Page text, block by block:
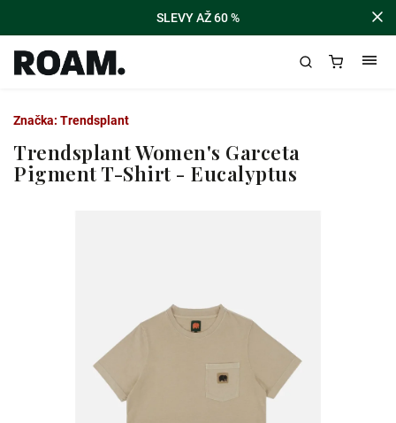
SLEVY AŽ 60 %
Trendsplant Women's Garceta
Pigment T-Shirt - Eucalyptus
Značka: Trendsplant